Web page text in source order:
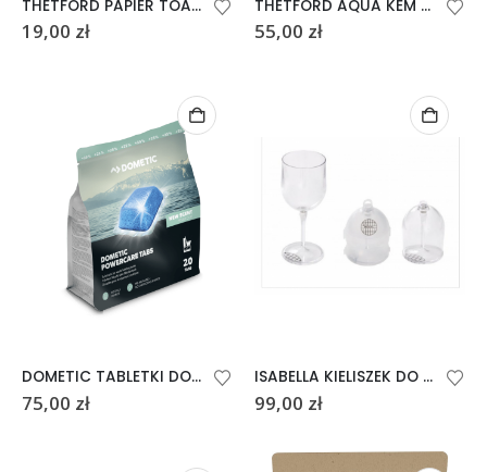
THETFORD PAPIER TOALETOWY ROZPUSZCZALNY AQUA SOFT 6 ROLEK
19,00 zł
THETFORD AQUA KEM BLUE PŁYN DO TOALET TURYSTYCZNYCH 2 LITRY
55,00 zł
DOMETIC TABLETKI DO TOALETY TURYSTYCZNEJ POWERCARE TABS 20 SZTUK
75,00 zł
ISABELLA KIELISZEK DO WINA W OSŁONIE
99,00 zł